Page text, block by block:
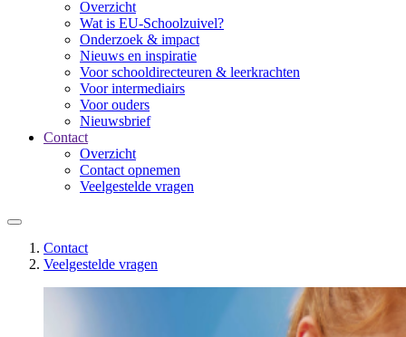
Overzicht
Wat is EU-Schoolzuivel?
Onderzoek & impact
Nieuws en inspiratie
Voor schooldirecteuren & leerkrachten
Voor intermediairs
Voor ouders
Nieuwsbrief
Contact
Overzicht
Contact opnemen
Veelgestelde vragen
Contact
Veelgestelde vragen